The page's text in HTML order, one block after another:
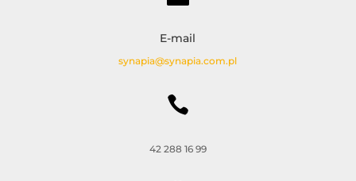
E-mail
synapia@synapia.com.pl

42 288 16 99